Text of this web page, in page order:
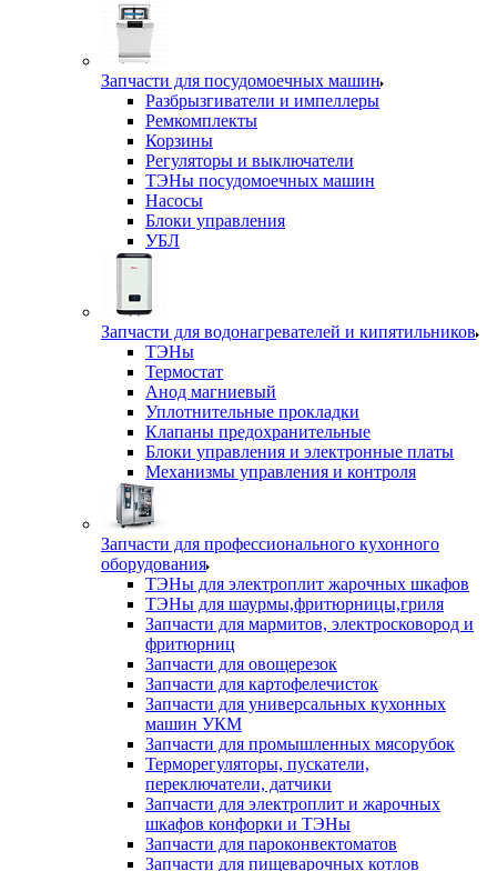
Запчасти для посудомоечных машин
Разбрызгиватели и импеллеры
Ремкомплекты
Корзины
Регуляторы и выключатели
ТЭНы посудомоечных машин
Насосы
Блоки управления
УБЛ
Запчасти для водонагревателей и кипятильников
ТЭНы
Термостат
Анод магниевый
Уплотнительные прокладки
Клапаны предохранительные
Блоки управления и электронные платы
Механизмы управления и контроля
Запчасти для профессионального кухонного
оборудования
ТЭНы для электроплит жарочных шкафов
ТЭНы для шаурмы,фритюрницы,гриля
Запчасти для мармитов, электросковород и
фритюрниц
Запчасти для овощерезок
Запчасти для картофелечисток
Запчасти для универсальных кухонных
машин УКМ
Запчасти для промышленных мясорубок
Терморегуляторы, пускатели,
переключатели, датчики
Запчасти для электроплит и жарочных
шкафов конфорки и ТЭНы
Запчасти для пароконвектоматов
Запчасти для пищеварочных котлов